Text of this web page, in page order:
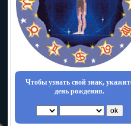
Чтобы узнать свой знак,
день рождения.